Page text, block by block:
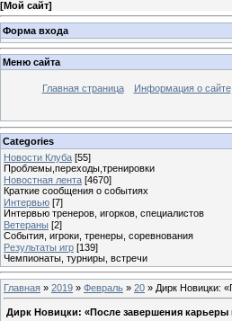
[Мой сайт]
Форма входа
Меню сайта
Главная страница Информация о сайте
Categories
Новости Клуба [55]
Проблемы,переходы,тренировки
Новостная лента [4670]
Краткие сообщения о событиях
Интервью [7]
Интервью тренеров, игорков, специалистов
Ветераны [2]
События, игроки, тренеры, соревнования
Результаты игр [139]
Чемпионаты, турниры, встречи
Главная » 2019 » Февраль » 20 » Дирк Новицки:
Дирк Новицки: «После завершения карьеры